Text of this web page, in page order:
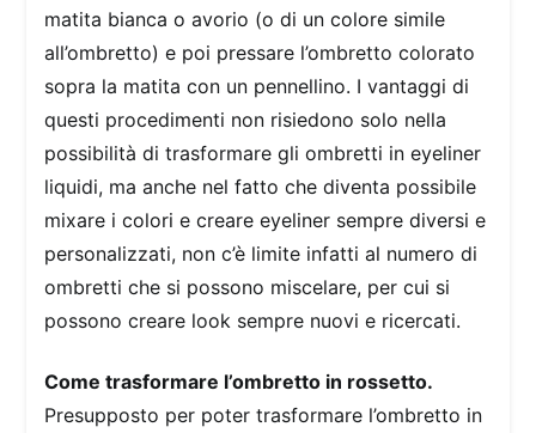
matita bianca o avorio (o di un colore simile
all’ombretto) e poi pressare l’ombretto colorato
sopra la matita con un pennellino. I vantaggi di
questi procedimenti non risiedono solo nella
possibilità di trasformare gli ombretti in eyeliner
liquidi, ma anche nel fatto che diventa possibile
mixare i colori e creare eyeliner sempre diversi e
personalizzati, non c’è limite infatti al numero di
ombretti che si possono miscelare, per cui si
possono creare look sempre nuovi e ricercati.
Come trasformare l’ombretto in rossetto.
Presupposto per poter trasformare l’ombretto in